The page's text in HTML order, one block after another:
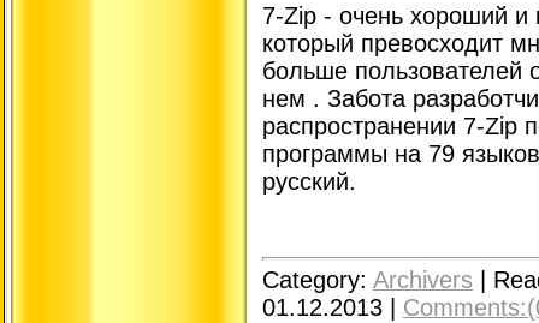
7-Zip - очень хороший и
который превосходит
больше пользователей
нем . Забота
распространении 7-Zip
программы на 79
русский.
Category: Archivers
01.12.2013